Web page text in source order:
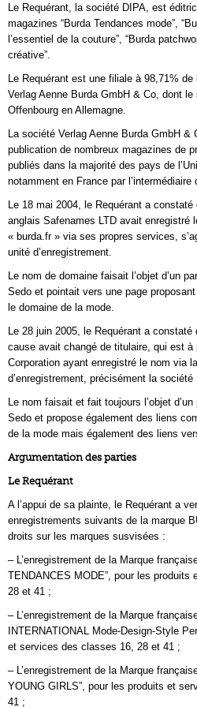
Le Requérant, la société DIPA, est
magazines “Burda Tendances mode”,
l’essentiel de la couture”, “Burda
créative”.
Le Requérant est une filiale à 98,71%
Verlag Aenne Burda GmbH & Co, dont
Offenbourg en Allemagne.
La société Verlag Aenne Burda GmbH
publication de nombreux magazines de
publiés dans la majorité des pays de
notamment en France par
Le 18 mai 2004, le Requérant a
anglais Safenames LTD avait enregistré
« burda.fr » via ses propres services,
unité d’enregistrement.
Le nom de domaine faisait l’objet d’un
Sedo et pointait vers une page
le domaine de la mode.
Le 28 juin 2005, le Requérant a
cause avait changé de titulaire, qui est
Corporation ayant enregistré le nom via
d’enregistrement, précisément la société
Le nom faisait et fait toujours l’objet
Sedo et propose également des liens
de la mode mais également des liens
Argumentation des parties
Le Requérant
A l’appui de sa plainte, le Requérant a
enregistrements suivants de la marque
droits sur les marques susvisées :
– L’enregistrement de la Marque
TENDANCES MODE”, pour les
28 et 41 ;
– L’enregistrement de la Marque
INTERNATIONAL Mode-Design-Style
et services des classes 16, 28 et 41 ;
– L’enregistrement de la Marque
YOUNG GIRLS”, pour les produits et
41 ;